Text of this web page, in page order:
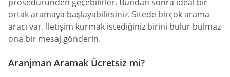
ortak aramaya başlayabilirsiniz. Sitede birçok arama
aracı var. İletişim kurmak istediğiniz birini bulur bulmaz
ona bir mesaj gönderin.
Aranjman Aramak Ücretsiz mi?